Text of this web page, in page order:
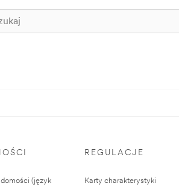
(język
REGULACJE
Karty charakterystyki